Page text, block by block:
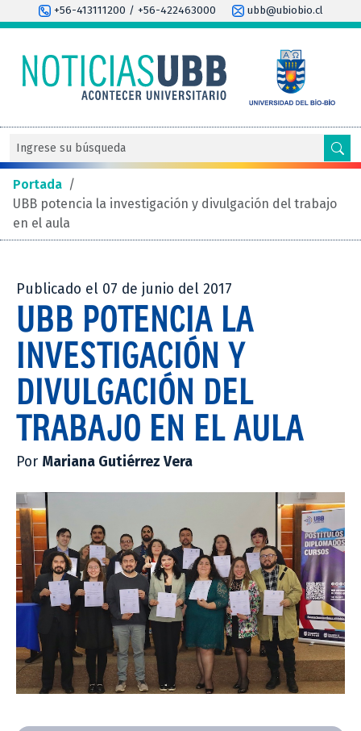
+56-413111200 / +56-422463000 ubb@ubiobio.cl
Portada /
UBB potencia la investigación y divulgación del trabajo
en el aula
Publicado el 07 de junio del 2017
UBB POTENCIA LA
INVESTIGACIÓN Y
DIVULGACIÓN DEL
TRABAJO EN EL AULA
Por Mariana Gutiérrez Vera